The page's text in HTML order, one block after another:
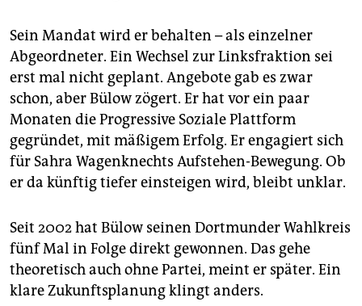
Sein Mandat wird er behalten – als einzelner
Abgeordneter. Ein Wechsel zur Linksfraktion sei
erst mal nicht geplant. Angebote gab es zwar
schon, aber Bülow zögert. Er hat vor ein paar
Monaten die Progressive Soziale Plattform
gegründet, mit mäßigem Erfolg. Er engagiert sich
für Sahra Wagenknechts Aufstehen-Bewegung. Ob
er da künftig tiefer einsteigen wird, bleibt unklar.
Seit 2002 hat Bülow seinen Dortmunder Wahlkreis
fünf Mal in Folge direkt gewonnen. Das gehe
theoretisch auch ohne Partei, meint er später. Ein
klare Zukunftsplanung klingt anders.